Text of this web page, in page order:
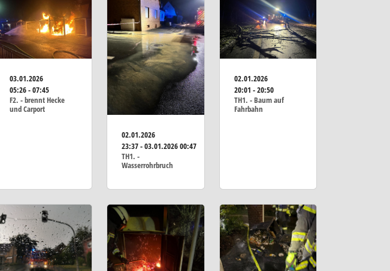
03.01.2026
05:26 - 07:45
F2. - brennt Hecke
und Carport
02.01.2026
23:37 - 03.01.2026 00:47
TH1. -
Wasserrohrbruch
02.01.2026
20:01 - 20:50
TH1. - Baum auf
Fahrbahn